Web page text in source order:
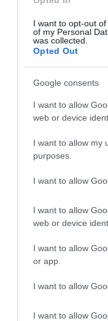
I want to opt-out
of my Personal
was collected.
Opted Out
Google consents
I want to allow
web or device
I want to allow my
purposes.
I want to allow
I want to allow
web or device
I want to allow
or app.
I want to allow
I want to allow
kövessen